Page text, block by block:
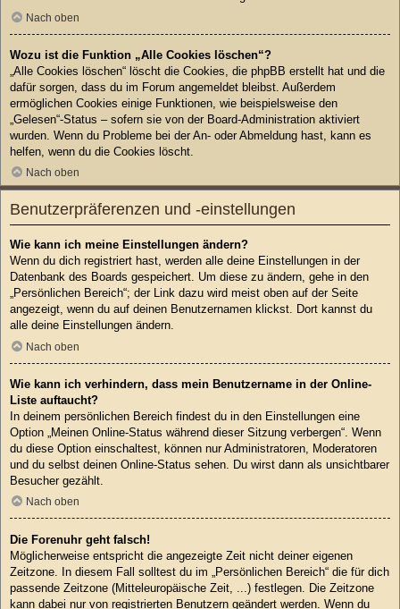
Nach oben
Wozu ist die Funktion „Alle Cookies löschen“?
„Alle Cookies löschen“ löscht die Cookies, die phpBB erstellt hat und die
dafür sorgen, dass du im Forum angemeldet bleibst. Außerdem
ermöglichen Cookies einige Funktionen, wie beispielsweise den
„Gelesen“-Status – sofern sie von der Board-Administration aktiviert
wurden. Wenn du Probleme bei der An- oder Abmeldung hast, kann es
helfen, wenn du die Cookies löscht.
Nach oben
Benutzerpräferenzen und -einstellungen
Wie kann ich meine Einstellungen ändern?
Wenn du dich registriert hast, werden alle deine Einstellungen in der
Datenbank des Boards gespeichert. Um diese zu ändern, gehe in den
„Persönlichen Bereich“; der Link dazu wird meist oben auf der Seite
angezeigt, wenn du auf deinen Benutzernamen klickst. Dort kannst du
alle deine Einstellungen ändern.
Nach oben
Wie kann ich verhindern, dass mein Benutzername in der Online-
Liste auftaucht?
In deinem persönlichen Bereich findest du in den Einstellungen eine
Option „Meinen Online-Status während dieser Sitzung verbergen“. Wenn
du diese Option einschaltest, können nur Administratoren, Moderatoren
und du selbst deinen Online-Status sehen. Du wirst dann als unsichtbarer
Besucher gezählt.
Nach oben
Die Forenuhr geht falsch!
Möglicherweise entspricht die angezeigte Zeit nicht deiner eigenen
Zeitzone. In diesem Fall solltest du im „Persönlichen Bereich“ die für dich
passende Zeitzone (Mitteleuropäische Zeit, ...) festlegen. Die Zeitzone
kann dabei nur von registrierten Benutzern geändert werden. Wenn du